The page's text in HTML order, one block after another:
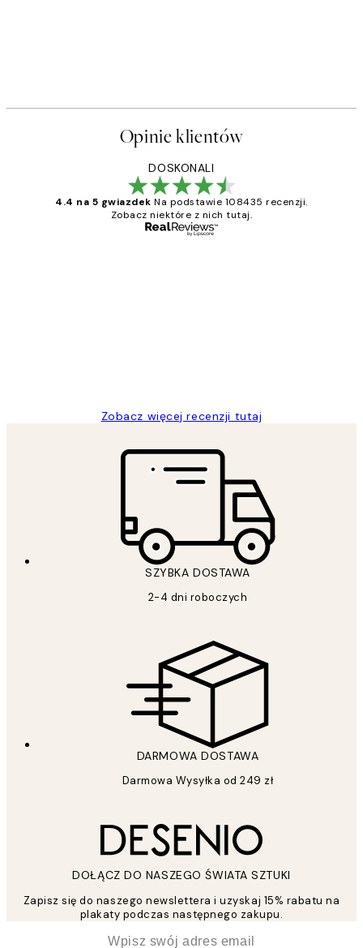
Opinie klientów
DOSKONALI
4.4 na 5 gwiazdek Na podstawie 108435 recenzji.
Zobacz niektóre z nich tutaj.
Zobacz więcej recenzji tutaj
SZYBKA DOSTAWA
2-4 dni roboczych
DARMOWA DOSTAWA
Darmowa Wysyłka od 249 zł
DOŁĄCZ DO NASZEGO ŚWIATA SZTUKI
Zapisz się do naszego newslettera i uzyskaj 15% rabatu na
plakaty podczas następnego zakupu.